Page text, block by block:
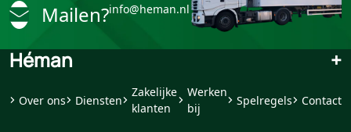
Mailen?info@heman.nl
Héman +
Over ons Diensten
Zakelijke
klanten
Werken
bij
Spelregels Contact